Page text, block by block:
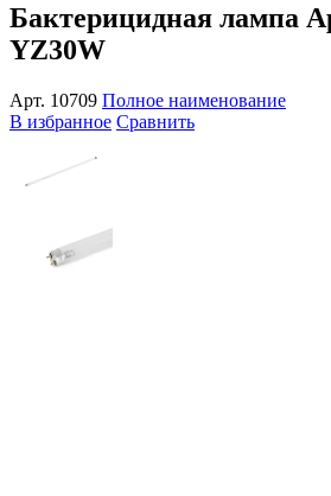
Бактерицидная лампа
YZ30W
Арт. 10709 Полное наименование
В избранное Сравнить